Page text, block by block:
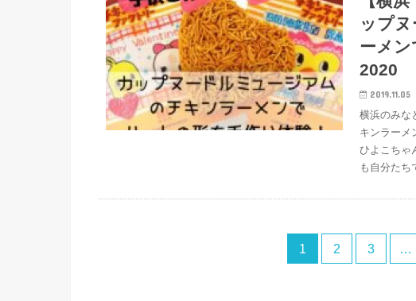
ップ
ーメン
2020
2019.11.05
横浜のみな
キンラーメ
ひよこちゃ
も自分たち
1 2 3 …